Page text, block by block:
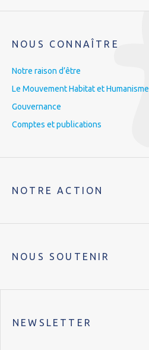
NOUS CONNAÎTRE
Notre raison d’être
Le Mouvement Habitat et Humanisme
Gouvernance
Comptes et publications
NOTRE ACTION
NOUS SOUTENIR
NEWSLETTER